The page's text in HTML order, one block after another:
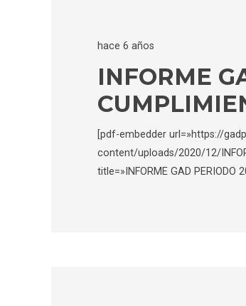
hace 6 años
INFORME
[pdf-embedder url=»https://
content/uploads/2020/12/
title=»INFORME GAD PERIODO